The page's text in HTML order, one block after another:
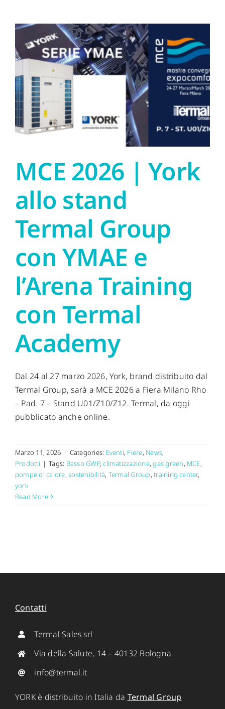
MCE 2026 | York
allo stand
Termal Group
con YMAE e
l’Arena Training
con Termal
Academy
Dal 24 al 27 marzo 2026, York, brand distribuito dal
Termal Group, sarà a MCE 2026 a Fiera Milano Rho
– Pad. 7 – Stand U01/Z10/Z12. Termal, da oggi
pubblicato anche online.
Marzo 11, 2026 | Categories: Eventi, Fiere, News,
Prodotti | Tags: Basso GWP,climatizzazione,gas green, MCE,
pompe di calore,sostenibilità, Termal Group,training center,
york
Read More
Contatti
Termal Sales srl
Via della Salute, 14 – 40132 Bologna
info@termal.it
YORK è distribuito in Italia da Termal Group